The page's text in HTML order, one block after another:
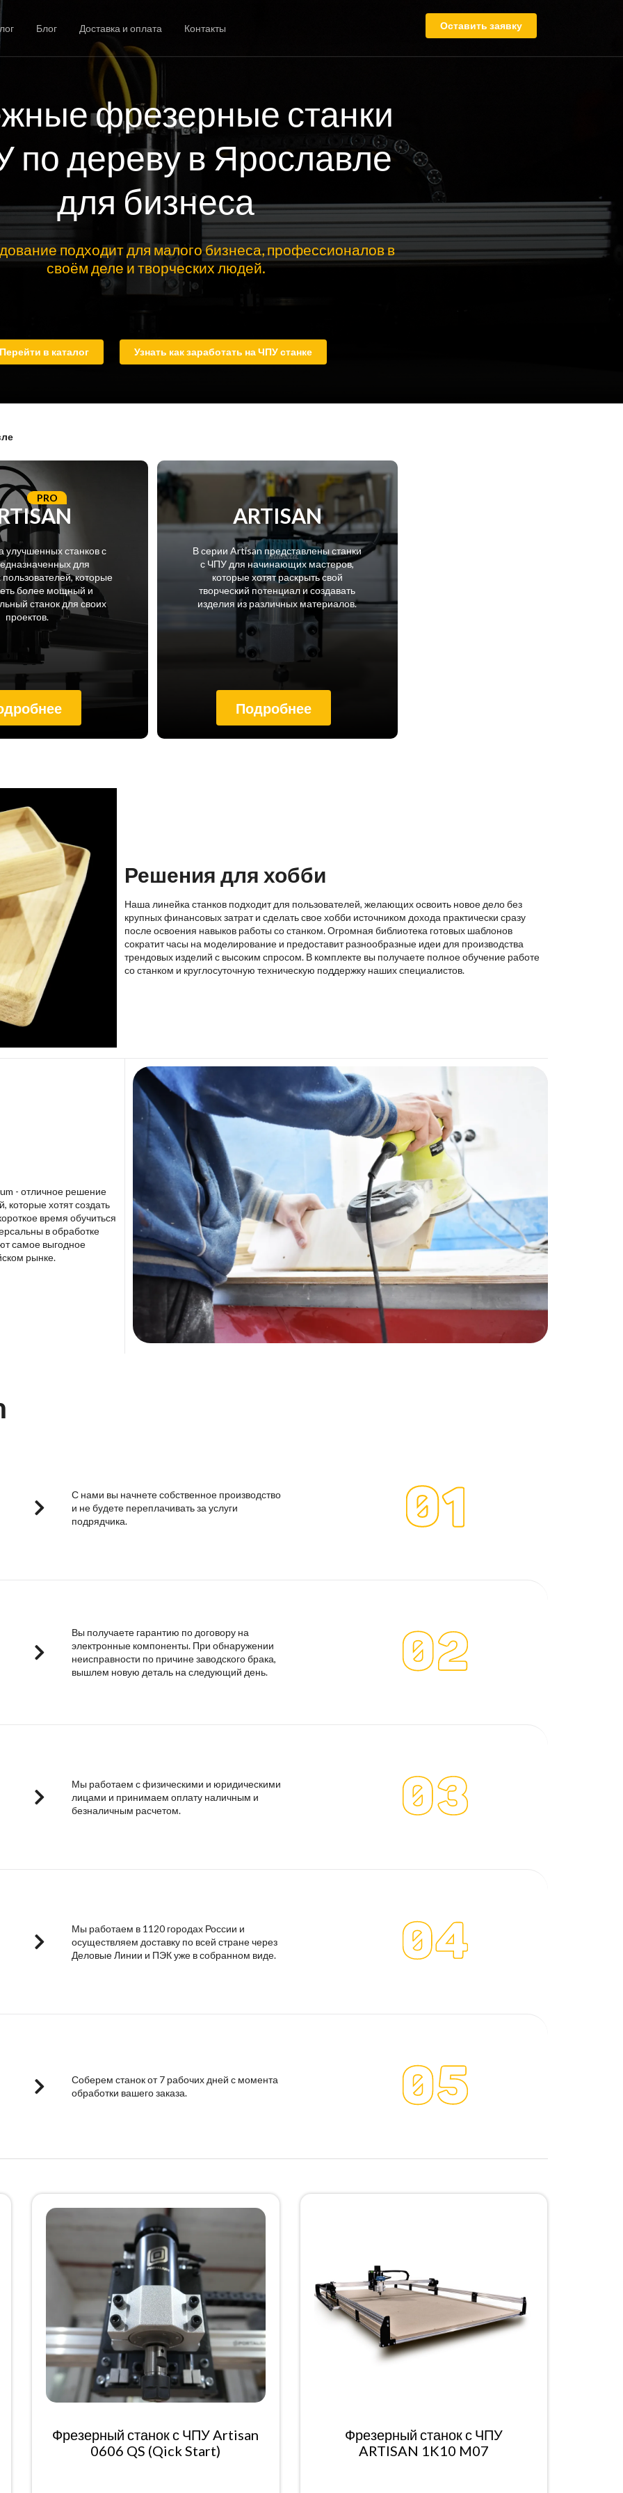
Блог Доставка и оплата Контакты Оставить заявку
фрезерные станки
по дереву в Ярославле
для бизнеса
подходит для малого бизнеса, профессионалов в
своём деле и творческих людей.
Перейти в каталог Узнать как заработать на ЧПУ станке
PRO
улучшенных станков с
для
которые
более мощный и
станок для своих
проектов.
ARTISAN
В серии Artisan представлены станки
с ЧПУ для начинающих мастеров,
которые хотят раскрыть свой
творческий потенциал и создавать
изделия из различных материалов.
Подробнее
Решения для хобби
Наша линейка станков подходит для пользователей, желающих освоить новое дело без
крупных финансовых затрат и сделать свое хобби источником дохода практически сразу
после освоения навыков работы со станком. Огромная библиотека готовых шаблонов
сократит часы на моделирование и предоставит разнообразные идеи для производства
трендовых изделий с высоким спросом. В комплекте вы получаете полное обучение работе
со станком и круглосуточную техническую поддержку наших специалистов.
- отличное решение
хотят создать
время обучиться
в обработке
самое выгодное
рынке.
С нами вы начнете собственное производство
и не будете переплачивать за услуги
подрядчика.
Вы получаете гарантию по договору на
электронные компоненты. При обнаружении
неисправности по причине заводского брака,
вышлем новую деталь на следующий день.
Мы работаем с физическими и юридическими
лицами и принимаем оплату наличным и
безналичным расчетом.
Мы работаем в 1120 городах России и
осуществляем доставку по всей стране через
Деловые Линии и ПЭК уже в собранном виде.
Соберем станок от 7 рабочих дней с момента
обработки вашего заказа.
Фрезерный станок с ЧПУ Artisan
0606 QS (Qick Start)
Фрезерный станок с ЧПУ
ARTISAN 1K10 M07